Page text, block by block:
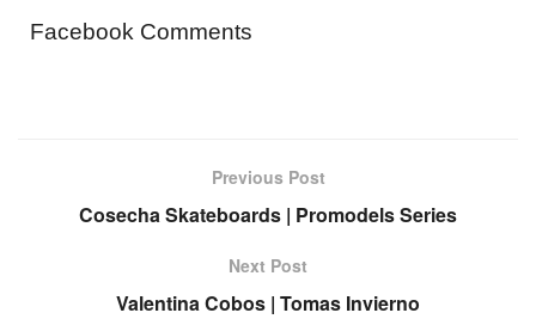
Facebook Comments
Previous Post
Cosecha Skateboards | Promodels Series
Next Post
Valentina Cobos | Tomas Invierno